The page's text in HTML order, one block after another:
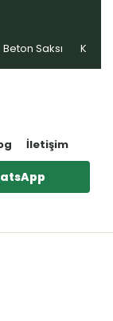
Beton Saksı Kablo
İletişim